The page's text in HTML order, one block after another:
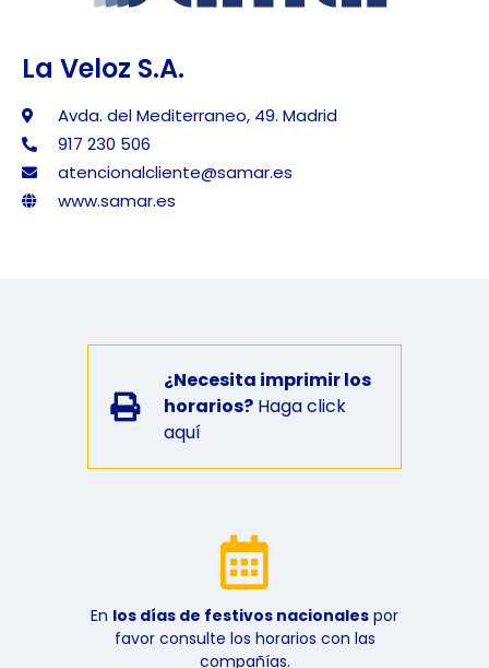
La Veloz S.A.
Avda. del Mediterraneo, 49. Madrid
917 230 506
atencionalcliente@samar.es
www.samar.es
¿Necesita imprimir los
horarios?Haga click
aquí
En los días de festivos nacionales por
favor consulte los horarios con las
compañías.